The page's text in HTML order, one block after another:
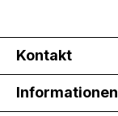
Kontakt
Informationen